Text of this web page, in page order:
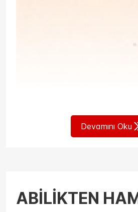
Devamını Oku
ABİLİKTEN